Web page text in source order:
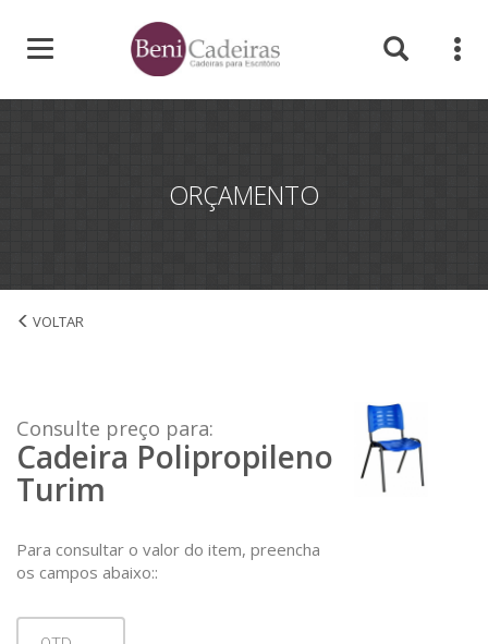
ORÇAMENTO
Cadeira Polipropileno Turim
Consulte preço para:
Cadeira Polipropileno
Turim
Para consultar o valor do item, preencha
os campos abaixo::
Qtd